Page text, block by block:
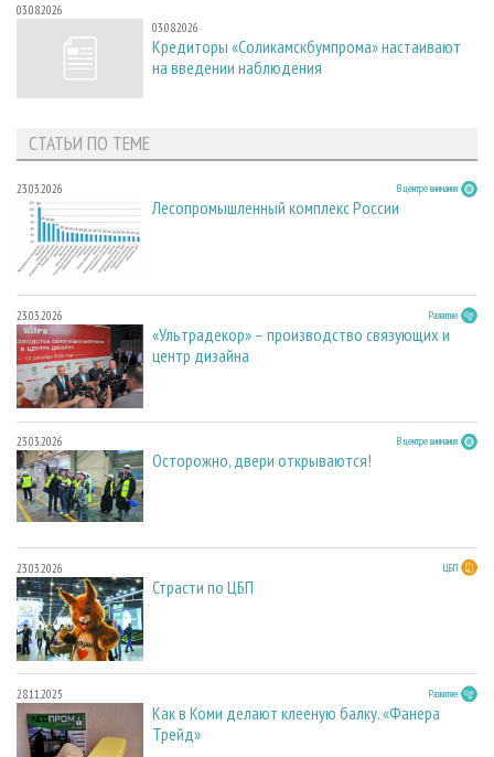
03.08.2026
03.08.2026
Кредиторы «Соликамскбумпрома» настаивают
на введении наблюдения
СТАТЬИ ПО ТЕМЕ
23.03.2026 В центре внимания
Лесопромышленный комплекс России
23.03.2026 Развитие
«Ультрадекор» – производство связующих и
центр дизайна
23.03.2026 В центре внимания
Осторожно, двери открываются!
23.03.2026 ЦБП
Страсти по ЦБП
28.11.2025 Развитие
Как в Коми делают клееную балку. «Фанера
Трейд»